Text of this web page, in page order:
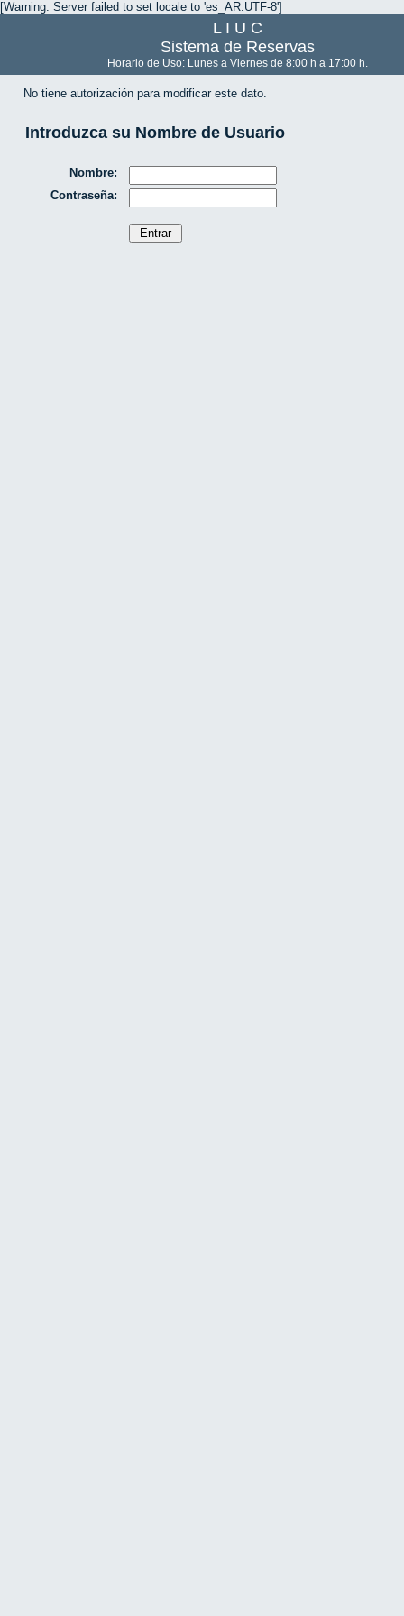
[Warning: Server failed to set locale to 'es_AR.UTF-8']
L I U C
Sistema de Reservas
Horario de Uso: Lunes a Viernes de 8:00 h a 17:00 h.
No tiene autorización para modificar este dato.
Introduzca su Nombre de Usuario
Nombre:
Contraseña: